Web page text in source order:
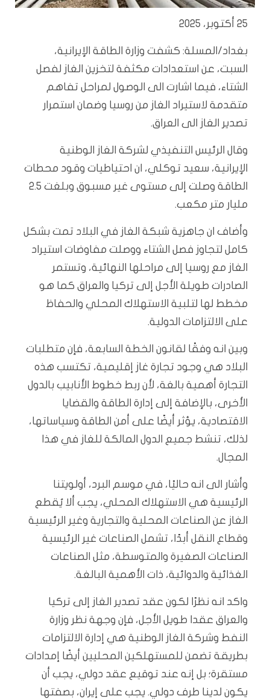
25 أكتوبر، 2025
بغداد/المسلة: كشفت وزارة الطاقة الإيرانية،
السبت، عن استعدادات مكثفة لتخزين الغاز لفصل
الشتاء، فيما اشارت الى الوصول لمراحل تفاهم
متقدمة لاستيراد الغاز من روسيا وضمان استمرار
تصدير الغاز الى العراق.
وقال الرئيس التنفيذي لشركة الغاز الوطنية
الإيرانية، سعيد توكلي، ان احتياطيات وقود محطات
الطاقة وصلت إلى مستوى غير مسبوق وبلغت 2.5
مليار متر مكعب.
وأضاف ان جاهزية شبكة الغاز في البلاد تمت بشكل
كامل لتجاوز فصل الشتاء ووصلت مفاوضات استيراد
الغاز مع روسيا إلى مراحلها النهائية، وتستمر
الصادرات طويلة الأجل إلى تركيا والعراق كما هو
مخطط لها لتلبية الاستهلاك المحلي والحفاظ
على الالتزامات الدولية.
وبين انه وفقًا لقانون الخطة السابعة، فإن متطلبات
البلاد هي وجود تجارة غاز إقليمية، تكتسب هذه
التجارة أهمية بالغة، لأن ربط خطوط الأنابيب بالدول
الأخرى، بالإضافة إلى إدارة الطاقة والقضايا
الاقتصادية، يؤثر أيضًا على أمن الطاقة وسياساتها،
لذلك، تنشط جميع الدول المالكة للغاز في هذا
المجال.
وأشار الى انه حاليًا، في موسم البرد، أولويتنا
الرئيسية هي الاستهلاك المحلي، يجب ألا يُقطع
الغاز عن الصناعات المحلية والتجارية وغير الرئيسية
وقطاع النقل أبدًا، تشمل الصناعات غير الرئيسية
الصناعات الصغيرة والمتوسطة، مثل الصناعات
الغذائية والدوائية، ذات الأهمية البالغة.
واكد انه نظرًا لكون عقد تصدير الغاز إلى تركيا
والعراق عقدا طويل الأجل، فإن وجهة نظر وزارة
النفط وشركة الغاز الوطنية هي إدارة الالتزامات
بطريقة تضمن للمستهلكين المحليين أيضًا إمدادات
مستقرة؛ بل إنه عند توقيع عقد دولي، يجب أن
يكون لدينا طرف دولي. يجب على إيران، بصفتها